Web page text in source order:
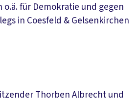
für Demokratie und gegen
in Coesfeld & Gelsenkirchen
Thorben Albrecht und